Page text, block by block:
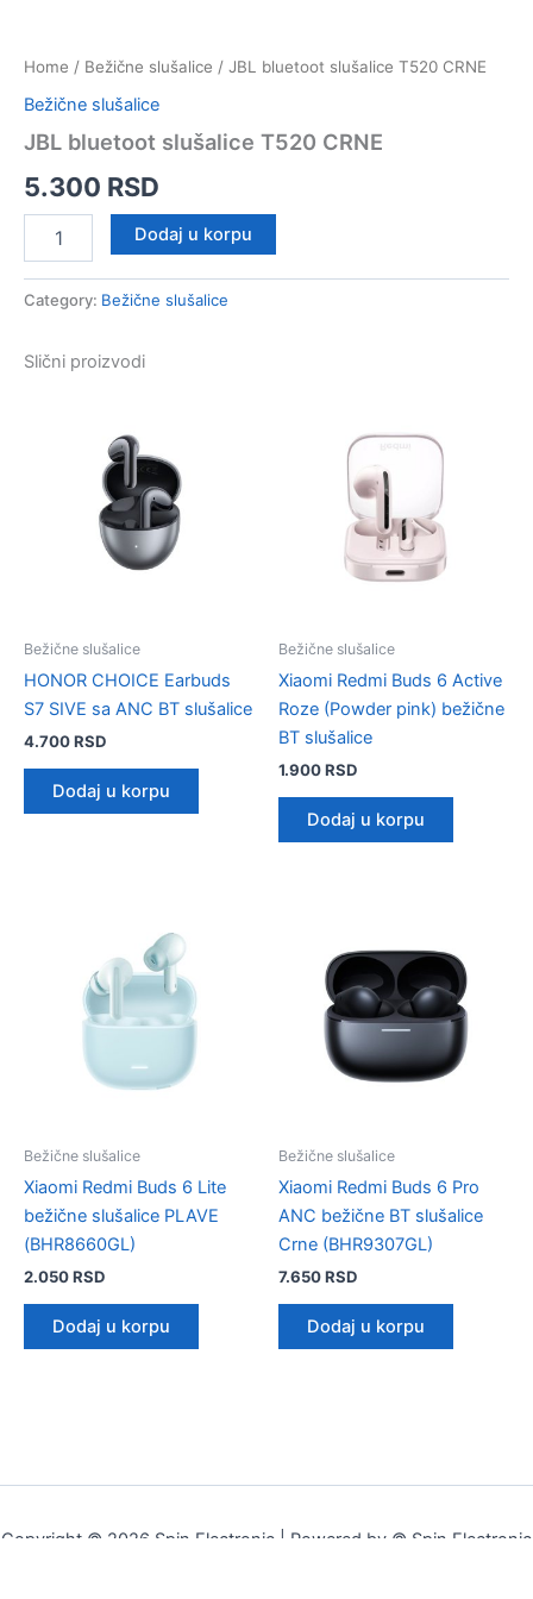
Home / Bežične slušalice / JBL bluetoot slušalice T520 CRNE
Bežične slušalice
JBL bluetoot slušalice T520 CRNE
5.300 RSD
bluetoot
T520
Dodaj u korpu
Category: Bežične slušalice
Slični proizvodi
Bežične slušalice
HONOR CHOICE Earbuds
S7 SIVE sa ANC BT slušalice
4.700RSD
Dodaj u korpu
Bežične slušalice
Xiaomi Redmi Buds 6 Active
Roze (Powder pink) bežične
BT slušalice
1.900RSD
Dodaj u korpu
Bežične slušalice
Xiaomi Redmi Buds 6 Lite
bežične slušalice PLAVE
(BHR8660GL)
2.050RSD
Dodaj u korpu
Bežične slušalice
Xiaomi Redmi Buds 6 Pro
ANC bežične BT slušalice
Crne (BHR9307GL)
7.650RSD
Dodaj u korpu
Copyright © 2026 Spin Electronic | Powered by © Spin Electronic